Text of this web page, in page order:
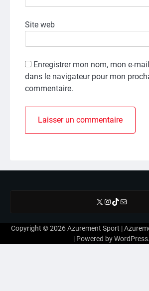
Site web
Enregistrer mon nom, mon e-
dans le navigateur pour mon
commentaire.
X Instagram
TikTok
E-mail
Copyright © 2026Azurement Sport |
| Powered byWordPress.